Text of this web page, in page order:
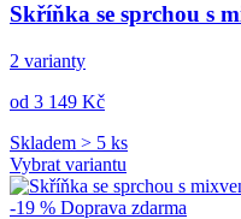
Skříňka se sprchou s
2 varianty
od 3 149 Kč
Skladem > 5 ks
Vybrat variantu
-19 % Doprava zdarma